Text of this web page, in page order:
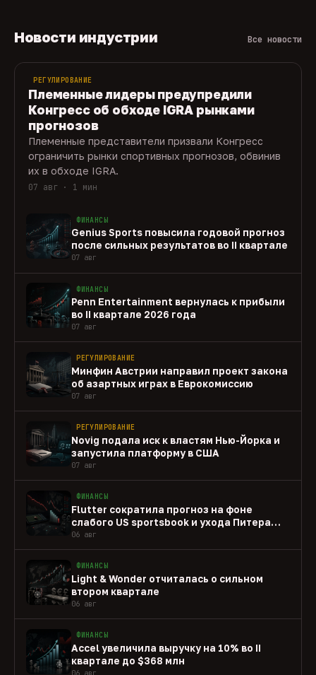
Новости индустрии Все новости
РЕГУЛИРОВАНИЕ
Племенные лидеры предупредили
Конгресс об обходе IGRA рынками
прогнозов
Племенные представители призвали Конгресс
ограничить рынки спортивных прогнозов, обвинив
их в обходе IGRA.
07 авг · 1 мин
ФИНАНСЫ
Genius Sports повысила годовой прогноз
после сильных результатов во II квартале
07 авг
ФИНАНСЫ
Penn Entertainment вернулась к прибыли
во II квартале 2026 года
07 авг
РЕГУЛИРОВАНИЕ
Минфин Австрии направил проект закона
об азартных играх в Еврокомиссию
07 авг
РЕГУЛИРОВАНИЕ
Novig подала иск к властям Нью-Йорка и
запустила платформу в США
07 авг
ФИНАНСЫ
Flutter сократила прогноз на фоне
слабого US sportsbook и ухода Питера
Джексона
06 авг
ФИНАНСЫ
Light & Wonder отчиталась о сильном
втором квартале
06 авг
ФИНАНСЫ
Accel увеличила выручку на 10% во II
квартале до $368 млн
06 авг